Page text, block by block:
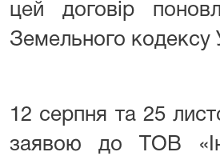
цей договір
Земельного кодексу
12 серпня та 25
заявою до ТОВ